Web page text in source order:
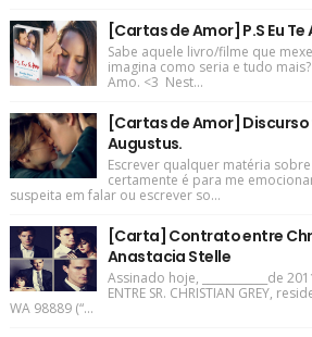
[Cartas de Amor] P.S Eu Te
Sabe aquele livro/filme que
imagina como seria e tudo mais?
Amo. <3 Nest...
[Cartas de Amor]
Augustus.
Escrever qualquer matéria
certamente é para me
suspeita em falar ou escrever so...
[Carta] Contrato entre
Anastacia Stelle
Assinado hoje, ____________de
ENTRE SR. CHRISTIAN GREY,
WA 98889 (“...